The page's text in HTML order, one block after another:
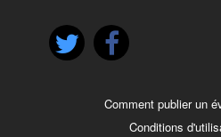
Comment publier un
Conditions